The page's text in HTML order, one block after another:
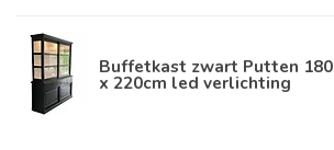
Buffetkast zwart Putten 180
x 220cm led verlichting